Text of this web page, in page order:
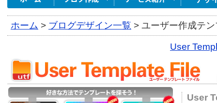
ホーム > ブログデザイン一覧 > ユーザー作成テ
User
User